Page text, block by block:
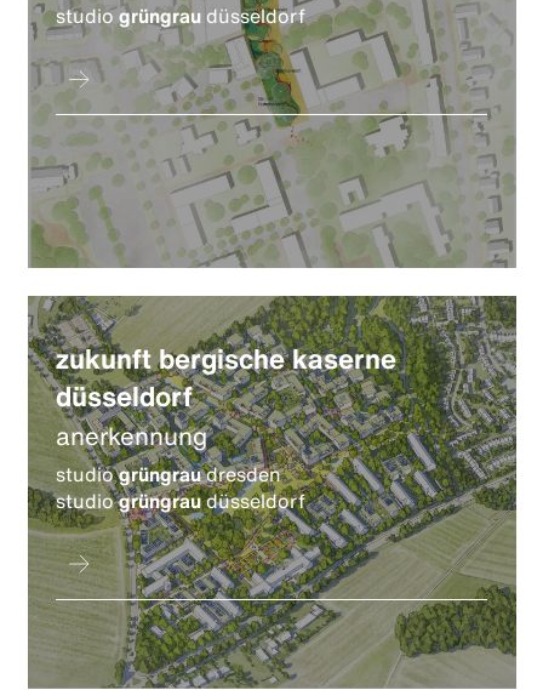
studiogrüngrau düsseldorf
zukunft bergische kaserne
düsseldorf
anerkennung
studiogrüngraudresden
studiogrüngraudüsseldorf